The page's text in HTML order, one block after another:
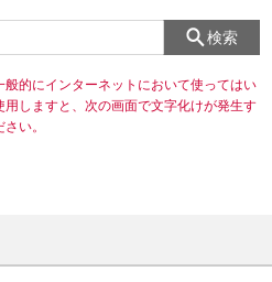
検索
般的にインターネットにおいて使ってはい
しますと、次の画面で文字化けが発生す
い。